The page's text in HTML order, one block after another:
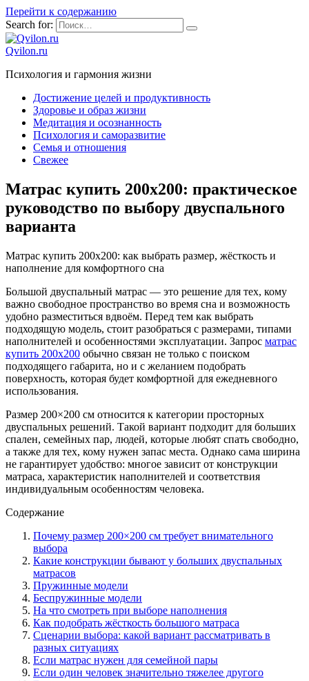
Перейти к содержанию
Search for:
Qvilon.ru
Психология и гармония жизни
Достижение целей и продуктивность
Здоровье и образ жизни
Медитация и осознанность
Психология и саморазвитие
Семья и отношения
Свежее
Матрас купить 200х200: практическое
руководство по выбору двуспального
варианта
Матрас купить 200х200: как выбрать размер, жёсткость и
наполнение для комфортного сна
Большой двуспальный матрас — это решение для тех, кому
важно свободное пространство во время сна и возможность
удобно разместиться вдвоём. Перед тем как выбрать
подходящую модель, стоит разобраться с размерами, типами
наполнителей и особенностями эксплуатации. Запрос матрас
купить 200х200 обычно связан не только с поиском
подходящего габарита, но и с желанием подобрать
поверхность, которая будет комфортной для ежедневного
использования.
Размер 200×200 см относится к категории просторных
двуспальных решений. Такой вариант подходит для больших
спален, семейных пар, людей, которые любят спать свободно,
а также для тех, кому нужен запас места. Однако сама ширина
не гарантирует удобство: многое зависит от конструкции
матраса, характеристик наполнителей и соответствия
индивидуальным особенностям человека.
Содержание
Почему размер 200×200 см требует внимательного
выбора
Какие конструкции бывают у больших двуспальных
матрасов
Пружинные модели
Беспружинные модели
На что смотреть при выборе наполнения
Как подобрать жёсткость большого матраса
Сценарии выбора: какой вариант рассматривать в
разных ситуациях
Если матрас нужен для семейной пары
Если один человек значительно тяжелее другого